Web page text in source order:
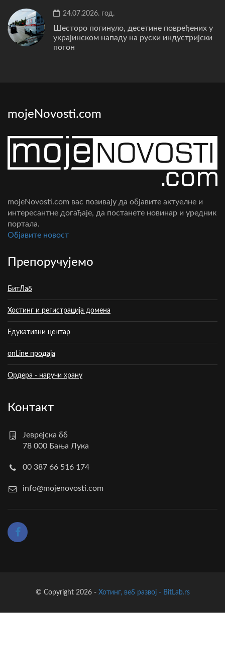
24.07.2026. год.
Шесторо погинуло, десетине повређених у
украјинском нападу на руски индустријски
погон
mojeNovosti.com
mojeNovosti.com вас позивају да објавите актуелне и
интересантне догађаје, да постанете новинар и уредник
портала.
Oбјавите новост
Препоручујемо
БитЛаб
Хостинг и регистрација домена
Едукативни центар
onLine продаја
Ордера - наручи храну
Контакт
Јеврејска бб
78 000 Бања Лука
00 387 66 516 174
info@mojenovosti.com
© Copyright 2026 - Хотинг, веб развој - BitLab.rs